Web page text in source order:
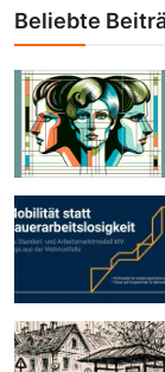
Beliebte